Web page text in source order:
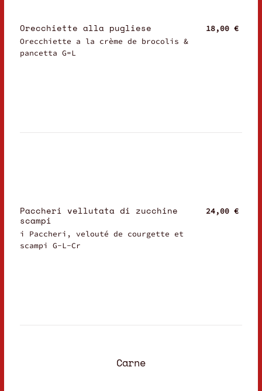
Orecchiette alla pugliese
Orecchiette a la crème de brocolis &
pancetta G=L
18,00 €
Paccheri vellutata di zucchine
scampi
i Paccheri, velouté de courgette et
scampi G-L-Cr
24,00 €
Carne